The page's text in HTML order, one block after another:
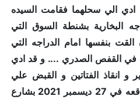
ادي الي سحلهما فقامت السيده
البخارية بشنطة السوق التي
بنفسها امام الدراجه التي
في القفص الصدري .... و قد ادي
و انقاذ الفتاتين و القبض علي
السارق فيما بعد .. حدثت الواقعه في 27 ديسمبر 2021 بشارع